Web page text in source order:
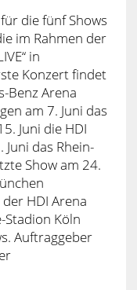
die fünf Shows
im Rahmen der
in
Konzert findet
Benz Arena
am 7. Juni das
Juni die HDI
das Rhein-
Show am 24.
HDI Arena
Stadion Köln
Auftraggeber